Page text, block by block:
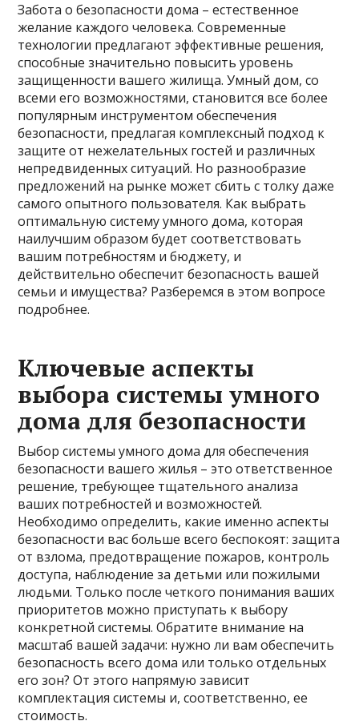
Забота о безопасности дома – естественное
желание каждого человека. Современные
технологии предлагают эффективные решения,
способные значительно повысить уровень
защищенности вашего жилища. Умный дом, со
всеми его возможностями, становится все более
популярным инструментом обеспечения
безопасности, предлагая комплексный подход к
защите от нежелательных гостей и различных
непредвиденных ситуаций. Но разнообразие
предложений на рынке может сбить с толку даже
самого опытного пользователя. Как выбрать
оптимальную систему умного дома, которая
наилучшим образом будет соответствовать
вашим потребностям и бюджету, и
действительно обеспечит безопасность вашей
семьи и имущества? Разберемся в этом вопросе
подробнее.
Ключевые аспекты
выбора системы умного
дома для безопасности
Выбор системы умного дома для обеспечения
безопасности вашего жилья – это ответственное
решение, требующее тщательного анализа
ваших потребностей и возможностей.
Необходимо определить, какие именно аспекты
безопасности вас больше всего беспокоят: защита
от взлома, предотвращение пожаров, контроль
доступа, наблюдение за детьми или пожилыми
людьми. Только после четкого понимания ваших
приоритетов можно приступать к выбору
конкретной системы. Обратите внимание на
масштаб вашей задачи: нужно ли вам обеспечить
безопасность всего дома или только отдельных
его зон? От этого напрямую зависит
комплектация системы и, соответственно, ее
стоимость.